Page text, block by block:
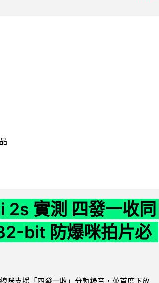
實測 四發一收同
bit 防爆咪拍片必
咪支援「四發一收」分軌錄音，並首度下放